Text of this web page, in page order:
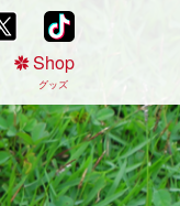
Shop
グッズ